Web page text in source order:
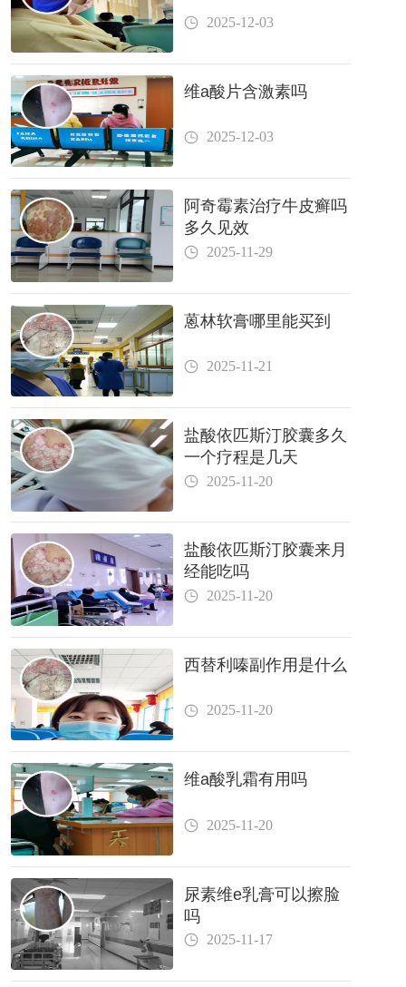
2025-12-03
维a酸片含激素吗
2025-12-03
阿奇霉素治疗牛皮癣吗
多久见效
2025-11-29
蒽林软膏哪里能买到
2025-11-21
盐酸依匹斯汀胶囊多久
一个疗程是几天
2025-11-20
盐酸依匹斯汀胶囊来月
经能吃吗
2025-11-20
西替利嗪副作用是什么
2025-11-20
维a酸乳霜有用吗
2025-11-20
尿素维e乳膏可以擦脸
吗
2025-11-17